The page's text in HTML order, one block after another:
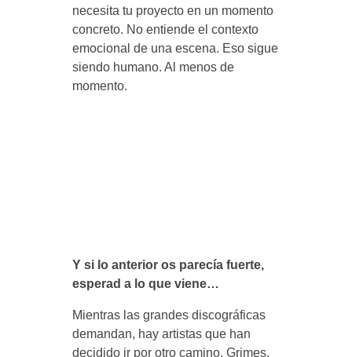
necesita tu proyecto en un momento
concreto. No entiende el contexto
emocional de una escena. Eso sigue
siendo humano. Al menos de
momento.
Y si lo anterior os parecía fuerte,
esperad a lo que viene…
Mientras las grandes discográficas
demandan, hay artistas que han
decidido ir por otro camino. Grimes,